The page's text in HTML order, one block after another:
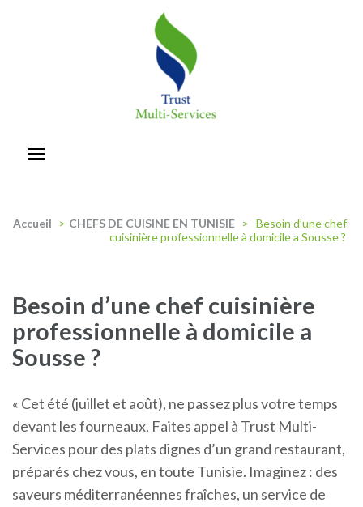
Accueil > CHEFS DE CUISINE EN TUNISIE > Besoin d’une chef
cuisinière professionnelle à domicile a Sousse ?
Besoin d’une chef cuisinière
professionnelle à domicile a
Sousse ?
« Cet été (juillet et août), ne passez plus votre temps
devant les fourneaux. Faites appel à Trust Multi-
Services pour des plats dignes d’un grand restaurant,
préparés chez vous, en toute Tunisie. Imaginez : des
saveurs méditerranéennes fraîches, un service de